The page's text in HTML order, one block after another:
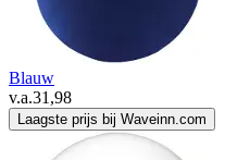
Blauw
v.a.31,98
Laagste prijs bij Waveinn.com